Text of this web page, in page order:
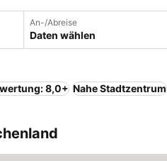
An-/Abreise
Daten wählen
8,0+ Nahe Stadtzentrum